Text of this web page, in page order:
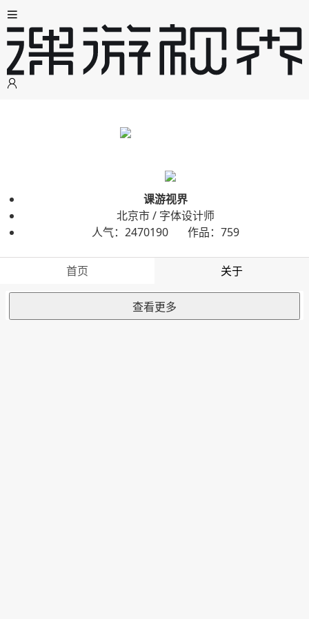
课游视界
北京市 / 字体设计师
人气：2470190 作品：759
首页 关于